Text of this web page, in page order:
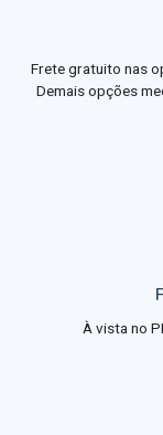
Frete gratuito nas
Demais opções
À vista no